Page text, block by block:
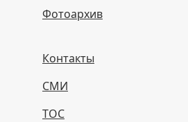
Фотоархив
Контакты
СМИ
ТОС